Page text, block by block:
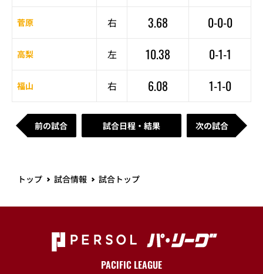
菅原 右 3.68 0-0-0
高梨 左 10.38 0-1-1
福山 右 6.08 1-1-0
前の試合 試合日程・結果 次の試合
トップ 試合情報 試合トップ
PACIFIC LEAGUE